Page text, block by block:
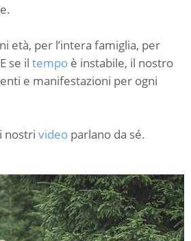
età, per l’intera famiglia, per
se il tempo è instabile, il nostro
e manifestazioni per ogni
nostri video parlano da sé.
C